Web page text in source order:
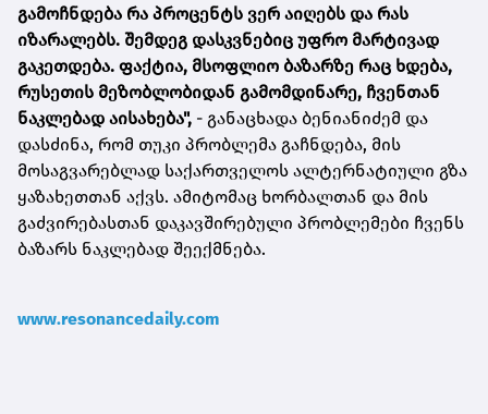
გამოჩნდება რა პროცენტს ვერ აიღებს და რას
იზარალებს. შემდეგ დასკვნებიც უფრო მარტივად
გაკეთდება. ფაქტია, მსოფლიო ბაზარზე რაც ხდება,
რუსეთის მეზობლობიდან გამომდინარე, ჩვენთან
ნაკლებად აისახება", - განაცხადა ბენიანიძემ და
დასძინა, რომ თუკი პრობლემა გაჩნდება, მის
მოსაგვარებლად საქართველოს ალტერნატიული გზა
ყაზახეთთან აქვს. ამიტომაც ხორბალთან და მის
გაძვირებასთან დაკავშირებული პრობლემები ჩვენს
ბაზარს ნაკლებად შეექმნება.
www.resonancedaily.com